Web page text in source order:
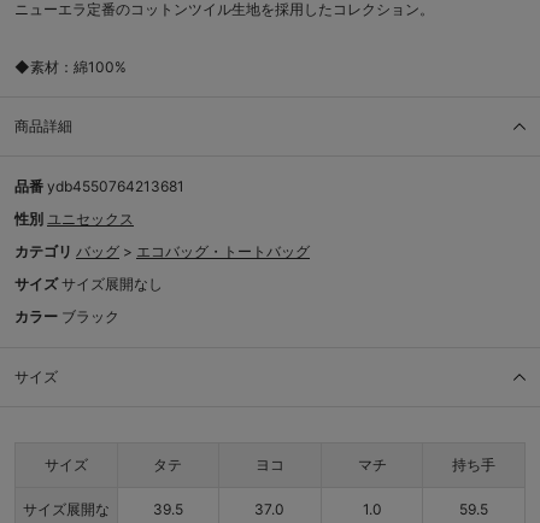
ニューエラ定番のコットンツイル生地を採用したコレクション。
◆素材：綿100%
商品詳細
品番 ydb4550764213681
性別 ユニセックス
カテゴリ バッグ > エコバッグ・トートバッグ
サイズ サイズ展開なし
カラー ブラック
サイズ
サイズ タテ ヨコ マチ 持ち手
サイズ展開な
39.5 37.0 1.0 59.5